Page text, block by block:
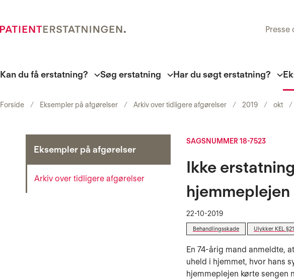
Presse
Kan du få erstatning? Søg erstatning Har du søgt erstatning?
Forside Eksempler på afgørelser Arkiv over tidligere afgørelser 2019 okt
Eksempler på afgørelser
Arkiv over tidligere afgørelser
SAGSNUMMER 18-7523
Ikke
hjemmeplejen
22-10-2019
Behandlingsskade Ulykker KEL §21
En 74-årig mand anmeldte,
uheld i hjemmet, hvor hans
hjemmeplejen kørte sengen